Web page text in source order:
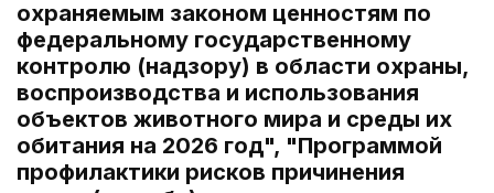
охраняемым законом ценностям по
федеральному государственному
контролю (надзору) в области охраны,
воспроизводства и использования
объектов животного мира и среды их
обитания на 2026 год", "Программой
профилактики рисков причинения